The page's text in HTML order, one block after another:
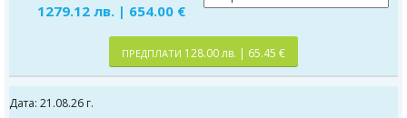
1279.12 лв. | 654.00 €
ПРЕДПЛАТИ 128.00 лв. | 65.45 €
Дата: 21.08.26 г.